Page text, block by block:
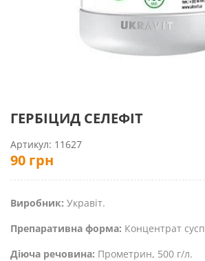
ГЕРБІЦИД СЕЛЕФІТ
Артикул: 11627
90 грн
Виробник: Укравіт.
Препаративна форма: Концентрат
Діюча речовина: Прометрин, 500 г/л.